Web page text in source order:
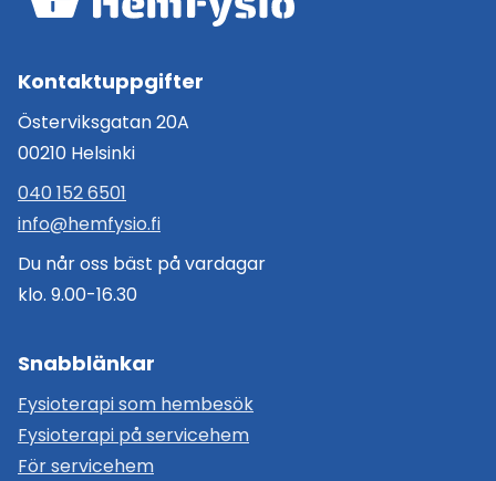
Kontaktuppgifter
Österviksgatan 20A
00210 Helsinki
040 152 6501
info@hemfysio.fi
Du når oss bäst på vardagar
klo. 9.00-16.30
Snabblänkar
Fysioterapi som hembesök
Fysioterapi på servicehem
För servicehem